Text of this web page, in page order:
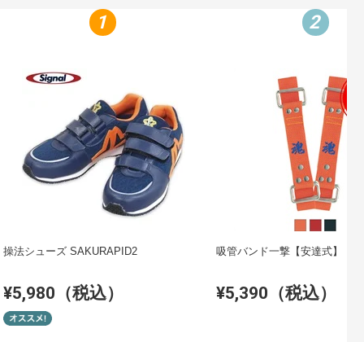
1
操法シューズ SAKURAPID2
¥5,980（税込）
2
吸管バンド一撃【安達式】
¥5,390（税込）